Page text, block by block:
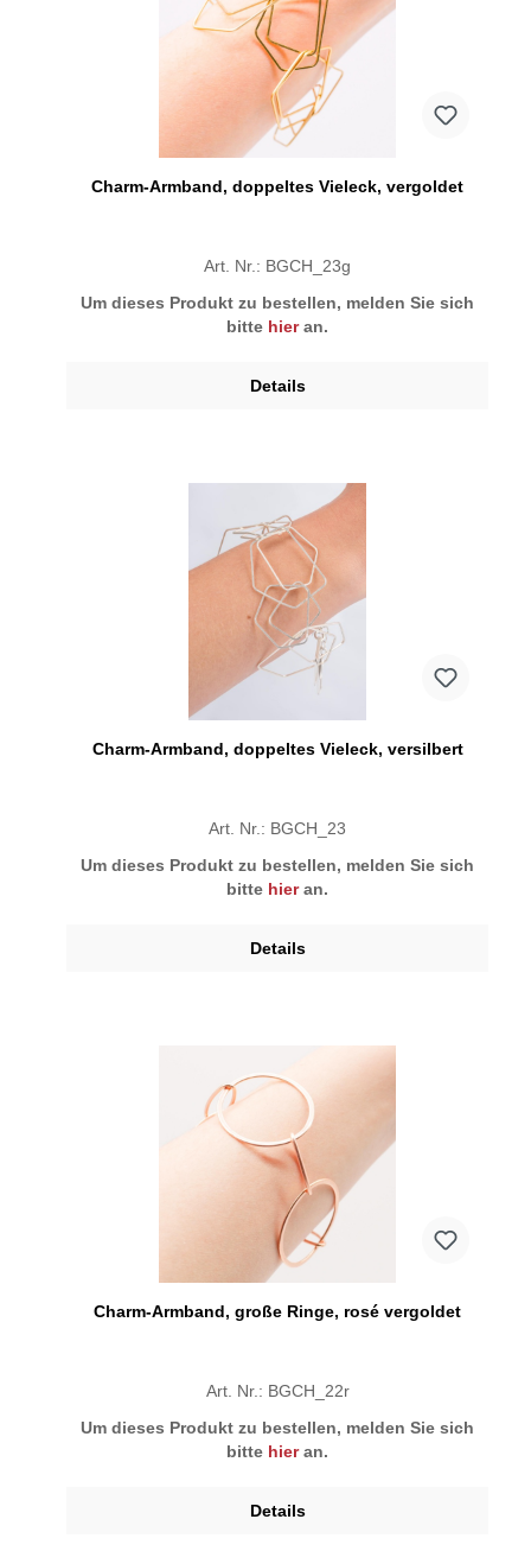
Charm-Armband, doppeltes Vieleck, vergoldet
Art. Nr.: BGCH_23g
Um dieses Produkt zu bestellen, melden Sie sich
bitte hieran.
Details
Charm-Armband, doppeltes Vieleck, versilbert
Art. Nr.: BGCH_23
Um dieses Produkt zu bestellen, melden Sie sich
bitte hieran.
Details
Charm-Armband, große Ringe, rosé vergoldet
Art. Nr.: BGCH_22r
Um dieses Produkt zu bestellen, melden Sie sich
bitte hieran.
Details